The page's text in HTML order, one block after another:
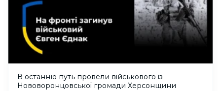
В останню путь провели військового із
Нововоронцовської громади Херсонщини